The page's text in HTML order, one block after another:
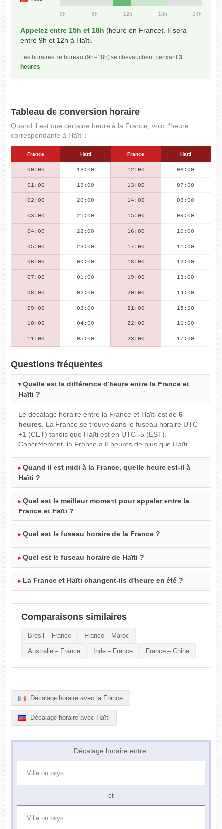
0h 6h 12h 18h 24h
Appelez entre 15h et 18h (heure en France). Il sera
entre 9h et 12h à Haïti.
Les horaires de bureau (9h–18h) se chevauchent pendant3
heures.
Tableau de conversion horaire
Quand il est une certaine heure à la France, voici l'heure
correspondante à Haïti :
France Haïti France Haïti
00:00 18:00 12:00 06:00
01:00 19:00 13:00 07:00
02:00 20:00 14:00 08:00
03:00 21:00 15:00 09:00
04:00 22:00 16:00 10:00
05:00 23:00 17:00 11:00
06:00 00:00 18:00 12:00
07:00 01:00 19:00 13:00
08:00 02:00 20:00 14:00
09:00 03:00 21:00 15:00
10:00 04:00 22:00 16:00
11:00 05:00 23:00 17:00
Questions fréquentes
Quelle est la différence d'heure entre la France et
Haïti ?
Le décalage horaire entre la France et Haïti est de6
heures. La France se trouve dans le fuseau horaire UTC
+1 (CET) tandis que Haïti est en UTC -5 (EST).
Concrètement, la France a 6 heures de plus que Haïti.
Quand il est midi à la France, quelle heure est-il à
Haïti ?
Quel est le meilleur moment pour appeler entre la
France et Haïti ?
Quel est le fuseau horaire de la France ?
Quel est le fuseau horaire de Haïti ?
La France et Haïti changent-ils d'heure en été ?
Comparaisons similaires
Brésil – France France – Maroc
Australie – France Inde – France France – Chine
Décalage horaire avec la France
Décalage horaire avec Haïti
Décalage horaire entre
et